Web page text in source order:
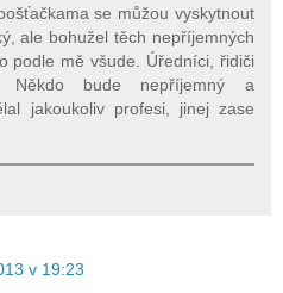
se můžou vyskytnout
ale bohužel těch nepříjemných
podle mě všude. Úředníci, řidiči
Někdo bude nepříjemný a
jakoukoliv profesi, jinej zase
v 19:23